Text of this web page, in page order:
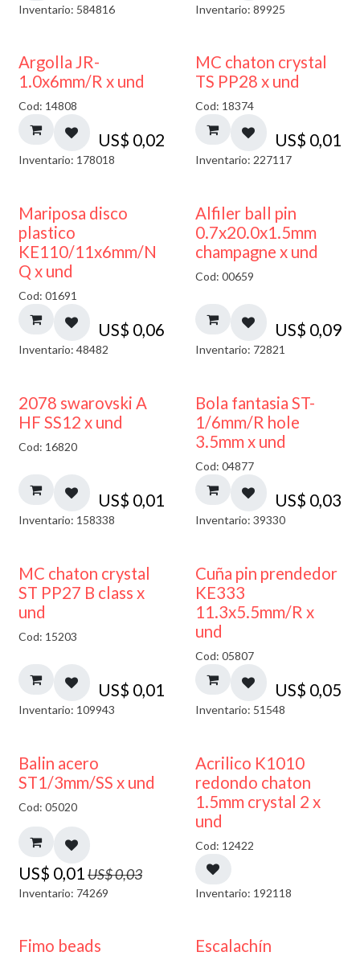
Inventario: 584816 Inventario: 89925
Argolla JR-
1.0x6mm/R x und
Cod: 14808
US$ 0,02
Inventario: 178018
MC chaton crystal
TS PP28 x und
Cod: 18374
US$ 0,01
Inventario: 227117
Mariposa disco
plastico
KE110/11x6mm/N
Q x und
Cod: 01691
US$ 0,06
Inventario: 48482
Alfiler ball pin
0.7x20.0x1.5mm
champagne x und
Cod: 00659
US$ 0,09
Inventario: 72821
2078 swarovski A
HF SS12 x und
Cod: 16820
US$ 0,01
Inventario: 158338
Bola fantasia ST-
1/6mm/R hole
3.5mm x und
Cod: 04877
US$ 0,03
Inventario: 39330
MC chaton crystal
ST PP27 B class x
und
Cod: 15203
US$ 0,01
Inventario: 109943
Cuña pin prendedor
KE333
11.3x5.5mm/R x
und
Cod: 05807
US$ 0,05
Inventario: 51548
50% DESCUENTO
Balin acero
ST1/3mm/SS x und
Cod: 05020
US$ 0,01US$0,03
Inventario: 74269
50% DESCUENTO
Acrilico K1010
redondo chaton
1.5mm crystal 2 x
und
Cod: 12422
Inventario: 192118
Fimo beads
Escalachín